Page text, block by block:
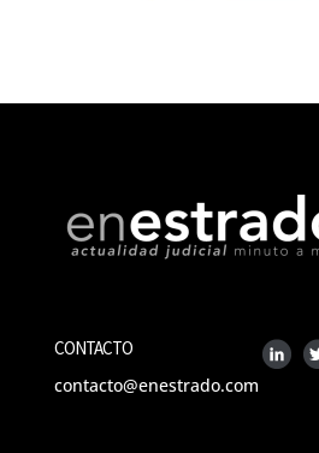
CONTACTO
contacto@enestrado.com